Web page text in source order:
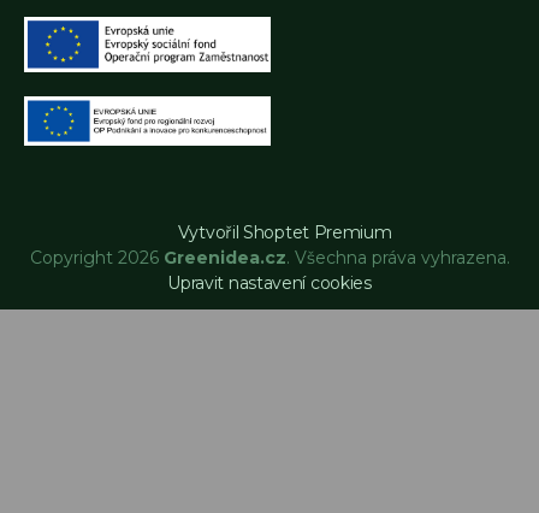
Vytvořil Shoptet Premium
Copyright 2026 Greenidea.cz. Všechna práva vyhrazena.
Upravit nastavení cookies